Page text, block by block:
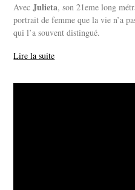
AvecJulieta, son 21eme long
portrait de femme que la vie n’a
qui l’a souvent distingué.
Lire la suite